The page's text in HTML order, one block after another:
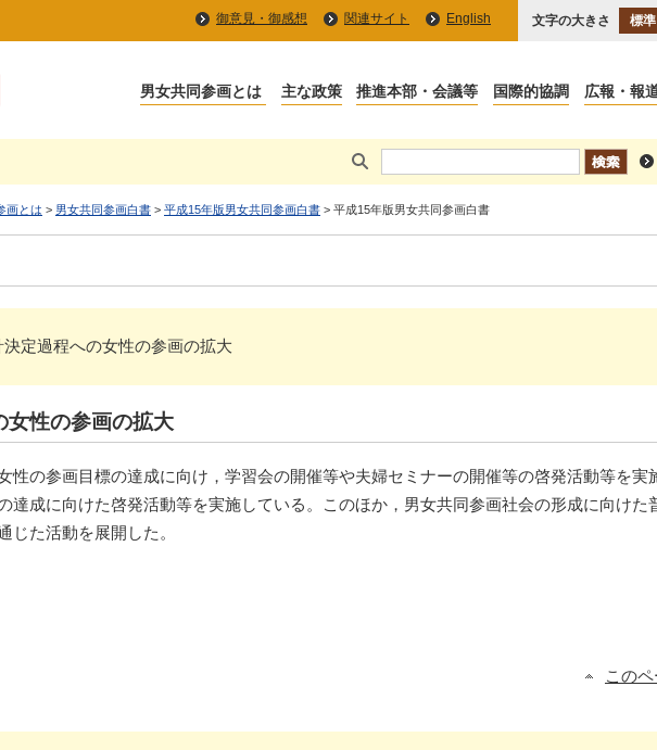
御意見・御感想 関連サイト English 文字の大きさ 標準
画とは > 男女共同参画白書 > 平成15年版男女共同参画白書 > 平成15年版男女共同参画白書
定過程への女性の参画の拡大
性の参画の拡大
性の参画目標の達成に向け，学習会の開催等や夫婦セミナーの開催等の啓発活動等を実
達成に向けた啓発活動等を実施している。このほか，男女共同参画社会の形成に向けた
じた活動を展開した。
この